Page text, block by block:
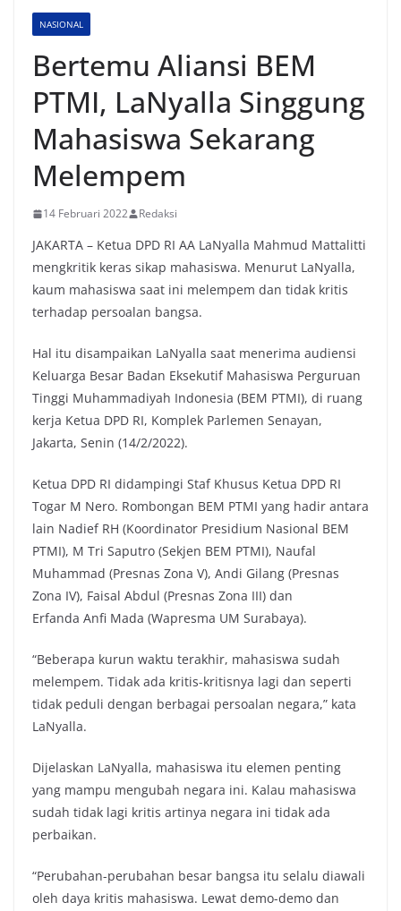
NASIONAL
Bertemu Aliansi BEM
PTMI, LaNyalla Singgung
Mahasiswa Sekarang
Melempem
14 Februari 2022 Redaksi
JAKARTA – Ketua DPD RI AA LaNyalla Mahmud Mattalitti
mengkritik keras sikap mahasiswa. Menurut LaNyalla,
kaum mahasiswa saat ini melempem dan tidak kritis
terhadap persoalan bangsa.
Hal itu disampaikan LaNyalla saat menerima audiensi
Keluarga Besar Badan Eksekutif Mahasiswa Perguruan
Tinggi Muhammadiyah Indonesia (BEM PTMI), di ruang
kerja Ketua DPD RI, Komplek Parlemen Senayan,
Jakarta, Senin (14/2/2022).
Ketua DPD RI didampingi Staf Khusus Ketua DPD RI
Togar M Nero. Rombongan BEM PTMI yang hadir antara
lain Nadief RH (Koordinator Presidium Nasional BEM
PTMI), M Tri Saputro (Sekjen BEM PTMI), Naufal
Muhammad (Presnas Zona V), Andi Gilang (Presnas
Zona IV), Faisal Abdul (Presnas Zona III) dan
Erfanda Anfi Mada (Wapresma UM Surabaya).
“Beberapa kurun waktu terakhir, mahasiswa sudah
melempem. Tidak ada kritis-kritisnya lagi dan seperti
tidak peduli dengan berbagai persoalan negara,” kata
LaNyalla.
Dijelaskan LaNyalla, mahasiswa itu elemen penting
yang mampu mengubah negara ini. Kalau mahasiswa
sudah tidak lagi kritis artinya negara ini tidak ada
perbaikan.
“Perubahan-perubahan besar bangsa itu selalu diawali
oleh daya kritis mahasiswa. Lewat demo-demo dan